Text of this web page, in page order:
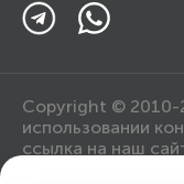
Copyright © 2010-
использовании
ссылка на наш